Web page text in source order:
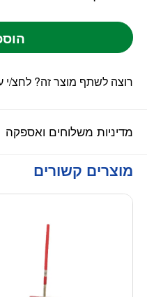
מדיניות משלוחים ואספקה
רוצה לשתף מוצר זה? לחצ/י
מוצרים קשורים